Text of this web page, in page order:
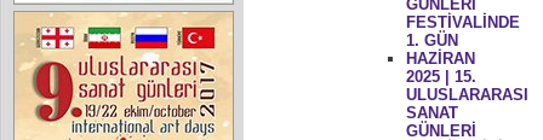
GÜNLERİ
FESTİVALİNDE
1. GÜN
HAZİRAN
2025 | 15.
ULUSLARARASI
SANAT
GÜNLERİ